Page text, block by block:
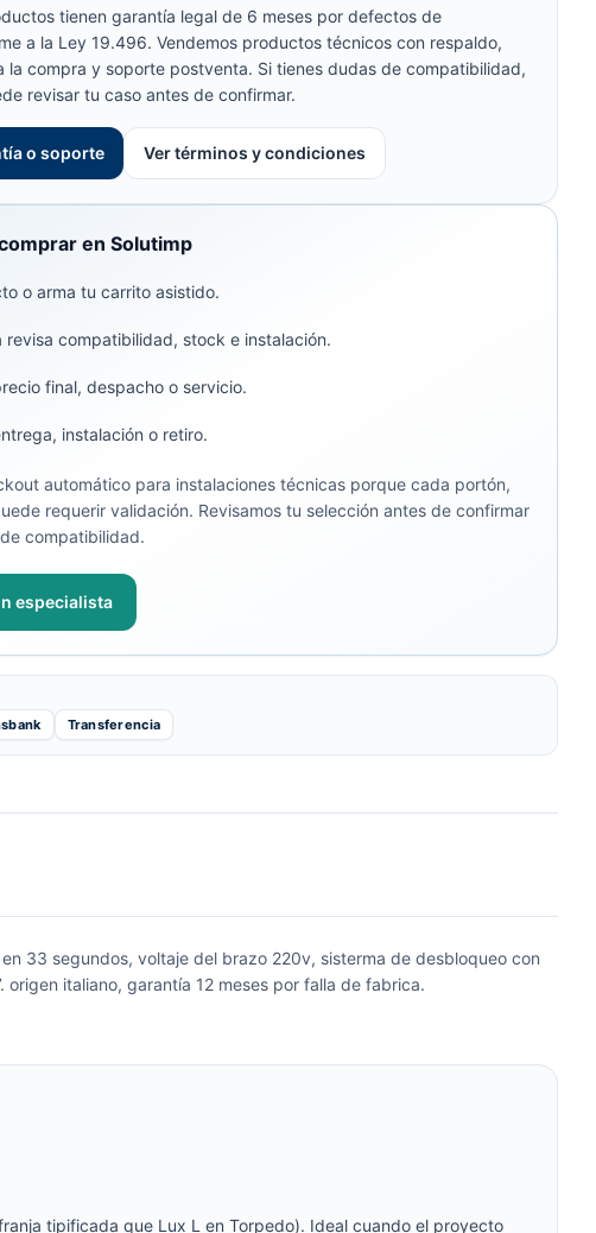
tienen garantía legal de 6 meses por defectos de
a la Ley 19.496. Vendemos productos técnicos con respaldo,
la compra y soporte postventa. Si tienes dudas de compatibilidad,
revisar tu caso antes de confirmar.
o soporte Ver términos y condiciones
en Solutimp
o arma tu carrito asistido.
revisa compatibilidad, stock e instalación.
final, despacho o servicio.
instalación o retiro.
automático para instalaciones técnicas porque cada portón,
requerir validación. Revisamos tu selección antes de confirmar
compatibilidad.
especialista
Transferencia
33 segundos, voltaje del brazo 220v, sisterma de desbloqueo con
italiano, garantía 12 meses por falla de fabrica.
tipificada que Lux L en Torpedo). Ideal cuando el proyecto